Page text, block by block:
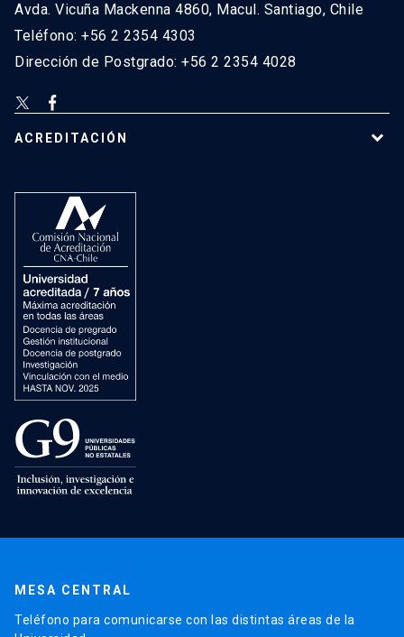
Avda. Vicuña Mackenna 4860, Macul. Santiago, Chile
Teléfono: +56 2 2354 4303
Dirección de Postgrado: +56 2 2354 4028
ACREDITACIÓN
MESA CENTRAL
Teléfono para comunicarse con las distintas áreas de la